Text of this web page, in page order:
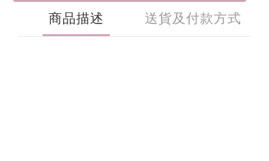
商品描述 送貨及付款方式